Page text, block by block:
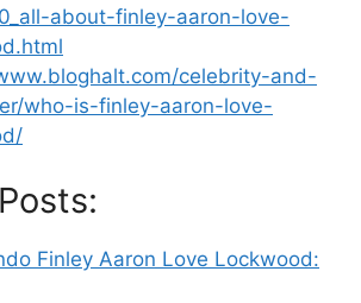
about-finley-aaron-love-
celebrity-and-
who-is-finley-aaron-love-
Finley Aaron Love Lockwood: